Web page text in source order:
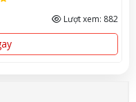
Lượt xem: 926